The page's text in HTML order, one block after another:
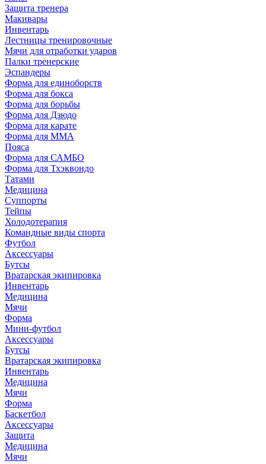
Защита тренера
Макивары
Инвентарь
Лестницы тренировочные
Мячи для отработки ударов
Палки тренерские
Эспандеры
Форма для единоборств
Форма для бокса
Форма для борьбы
Форма для Дзюдо
Форма для карате
Форма для MMA
Пояса
Форма для САМБО
Форма для Тхэквондо
Татами
Медицина
Суппорты
Тейпы
Холодотерапия
Командные виды спорта
Футбол
Аксессуары
Бутсы
Вратарская экипировка
Инвентарь
Медицина
Мячи
Форма
Мини-футбол
Аксессуары
Бутсы
Вратарская экипировка
Инвентарь
Медицина
Мячи
Форма
Баскетбол
Аксессуары
Защита
Медицина
Мячи